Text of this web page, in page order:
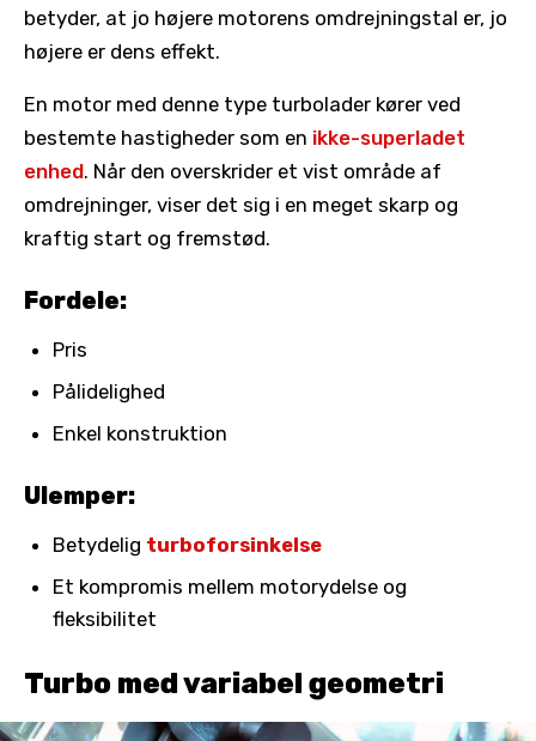
betyder, at jo højere motorens omdrejningstal er, jo
højere er dens effekt.
En motor med denne type turbolader kører ved
bestemte hastigheder som en ikke-superladet
enhed. Når den overskrider et vist område af
omdrejninger, viser det sig i en meget skarp og
kraftig start og fremstød.
Fordele:
Pris
Pålidelighed
Enkel konstruktion
Ulemper:
Betydelig turboforsinkelse
Et kompromis mellem motorydelse og
fleksibilitet
Turbo med variabel geometri